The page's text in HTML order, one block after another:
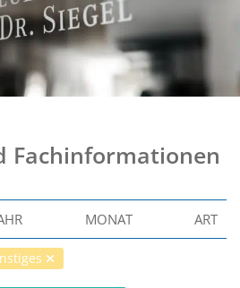
Fachinformationen
MONAT ART